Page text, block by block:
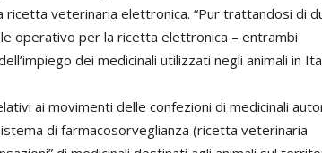
ricetta veterinaria elettronica. “Pur trattandosi di
operativo per la ricetta elettronica – entrambi
dei medicinali utilizzati negli animali in
ai movimenti delle confezioni di medicinali
di farmacosorveglianza (ricetta veterinaria